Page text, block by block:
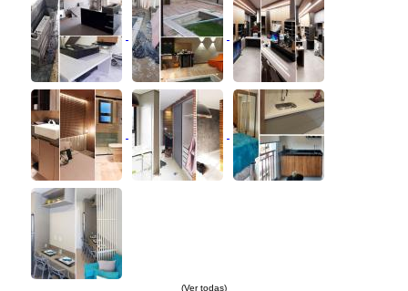
(Ver todas)